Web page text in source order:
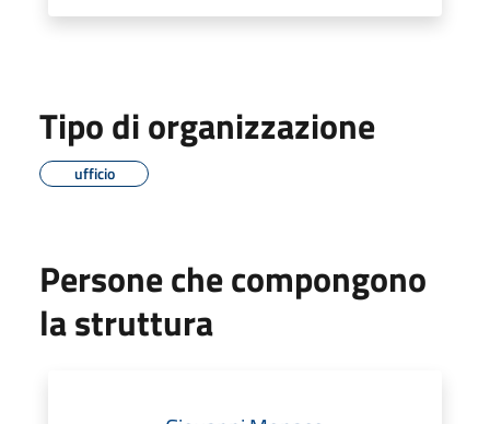
Tipo di organizzazione
ufficio
Persone che compongono
la struttura